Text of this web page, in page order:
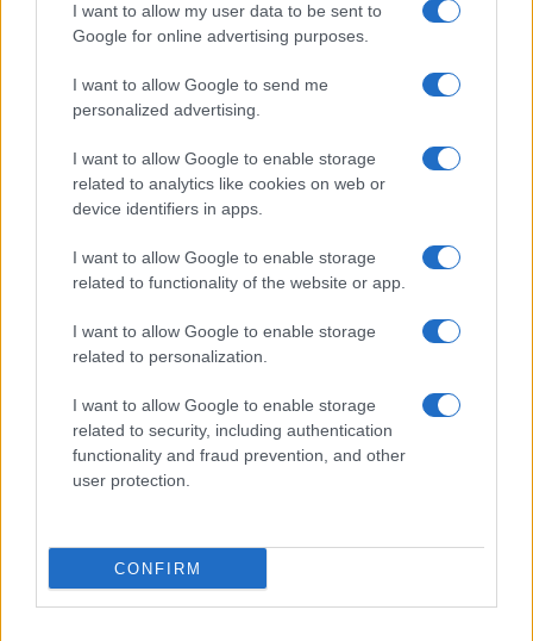
I want to allow my user data to be sent to
Google for online advertising purposes.
I want to allow Google to send me
personalized advertising.
I want to allow Google to enable storage
related to analytics like cookies on web or
device identifiers in apps.
I want to allow Google to enable storage
related to functionality of the website or app.
I want to allow Google to enable storage
related to personalization.
I want to allow Google to enable storage
related to security, including authentication
functionality and fraud prevention, and other
user protection.
CONFIRM
Guida step-by-step per un’immagine pubblica
Camilla Fiore · 9 Ago 2026
LIFESTYLE